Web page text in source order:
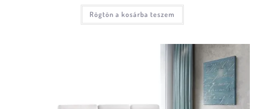
Rögtön a kosárba teszem